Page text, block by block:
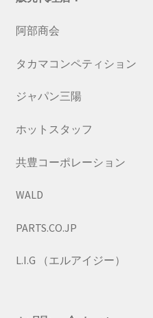
阿部商会
タカマコンペティション
ジャパン三陽
ホットスタッフ
共豊コーポレーション
WALD
PARTS.CO.JP
L.I.G （エルアイジー）